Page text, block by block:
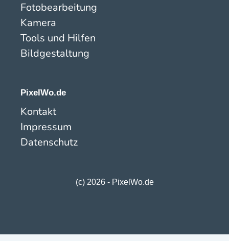
Fotobearbeitung
Kamera
Tools und Hilfen
Bildgestaltung
PixelWo.de
Kontakt
Impressum
Datenschutz
(c) 2026 - PixelWo.de